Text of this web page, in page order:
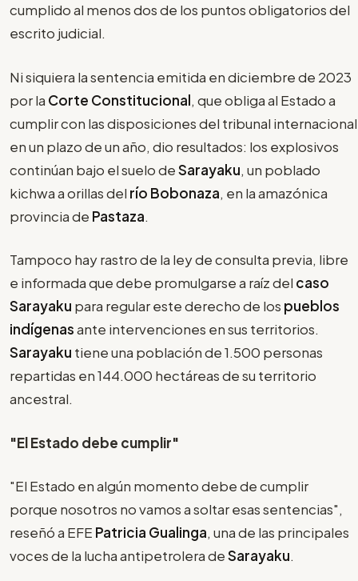
cumplido al menos dos de los puntos obligatorios del
escrito judicial.
Ni siquiera la sentencia emitida en diciembre de 2023
por la Corte Constitucional, que obliga al Estado a
cumplir con las disposiciones del tribunal internacional
en un plazo de un año, dio resultados: los explosivos
continúan bajo el suelo deSarayaku, un poblado
kichwa a orillas del río Bobonaza, en la amazónica
provincia de Pastaza.
Tampoco hay rastro de la ley de consulta previa, libre
e informada que debe promulgarse a raíz del caso
Sarayaku para regular este derecho de los pueblos
indígenasante intervenciones en sus territorios.
Sarayaku tiene una población de 1.500 personas
repartidas en 144.000 hectáreas de su territorio
ancestral.
"El Estado debe cumplir"
"El Estado en algún momento debe de cumplir
porque nosotros no vamos a soltar esas sentencias",
reseñó a EFE Patricia Gualinga, una de las principales
voces de la lucha antipetrolera deSarayaku.